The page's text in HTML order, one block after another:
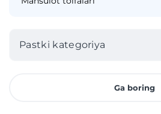
Pastki kategoriya
Ga boring